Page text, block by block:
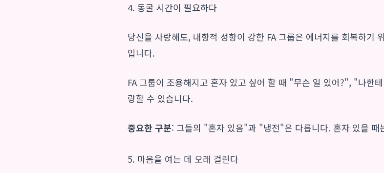
4. 동굴 시간이 필요하다
당신을 사랑해도, 내향적 성향이 강한 FA 그룹은 에너지를 회복하기
입니다.
FA 그룹이 조용해지고 혼자 있고 싶어 할 때 "무슨 일 있어?", "나한
랑할 수 있습니다.
중요한 구분: 그들의 "혼자 있음"과 "냉전"은 다릅니다. 혼자 있을 때
5. 마음을 여는 데 오래 걸린다